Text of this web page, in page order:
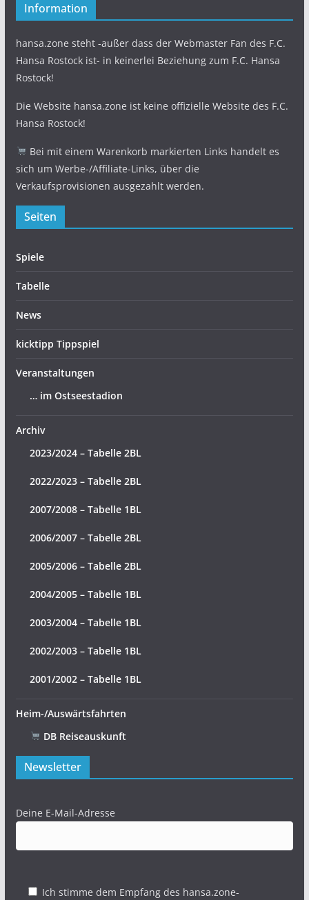
Information
hansa.zone steht -außer dass der Webmaster Fan des F.C.
Hansa Rostock ist- in keinerlei Beziehung zum F.C. Hansa
Rostock!
Die Website hansa.zone ist keine offizielle Website des F.C.
Hansa Rostock!
Bei mit einem Warenkorb markierten Links handelt es
sich um Werbe-/Affiliate-Links, über die
Verkaufsprovisionen ausgezahlt werden.
Seiten
Spiele
Tabelle
News
kicktipp Tippspiel
Veranstaltungen
… im Ostseestadion
Archiv
2023/2024 – Tabelle 2BL
2022/2023 – Tabelle 2BL
2007/2008 – Tabelle 1BL
2006/2007 – Tabelle 2BL
2005/2006 – Tabelle 2BL
2004/2005 – Tabelle 1BL
2003/2004 – Tabelle 1BL
2002/2003 – Tabelle 1BL
2001/2002 – Tabelle 1BL
Heim-/Auswärtsfahrten
DB Reiseauskunft
Newsletter
Deine E-Mail-Adresse
Ich stimme dem Empfang des hansa.zone-